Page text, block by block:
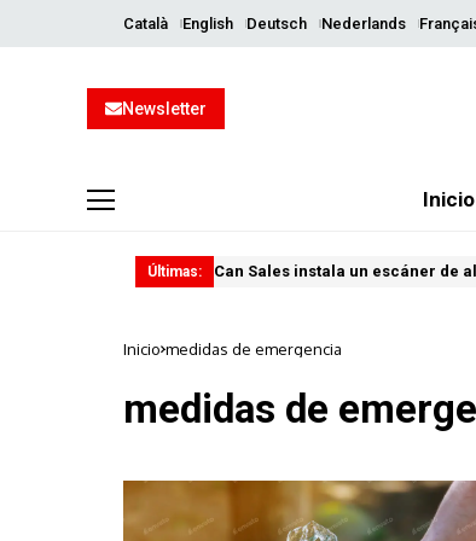
Català English Deutsch Nederlands
Newsletter
Inicio
Últimas: Can Sales instala un escáner de
Inicio medidas de emergencia
medidas de